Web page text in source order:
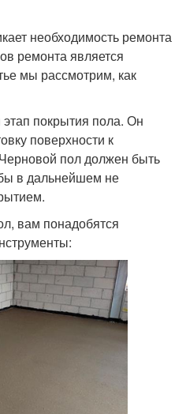
необходимость ремонта
ремонта является
мы рассмотрим, как
покрытия пола. Он
поверхности к
пол должен быть
в дальнейшем не
вам понадобятся